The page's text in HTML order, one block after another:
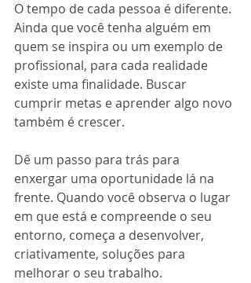
O tempo de cada pessoa é diferente.
Ainda que você tenha alguém em
quem se inspira ou um exemplo de
profissional, para cada realidade
existe uma finalidade. Buscar
cumprir metas e aprender algo novo
também é crescer.
Dê um passo para trás para
enxergar uma oportunidade lá na
frente. Quando você observa o lugar
em que está e compreende o seu
entorno, começa a desenvolver,
criativamente, soluções para
melhorar o seu trabalho.